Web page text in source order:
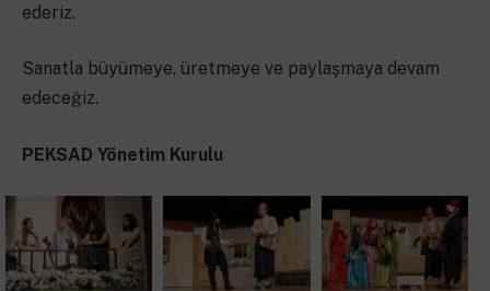
ederiz.
Sanatla büyümeye, üretmeye ve paylaşmaya devam
edeceğiz.
PEKSAD Yönetim Kurulu